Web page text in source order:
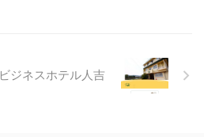
ビジネスホテル人吉